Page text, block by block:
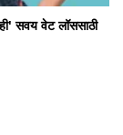
सवय वेट लॉससाठी